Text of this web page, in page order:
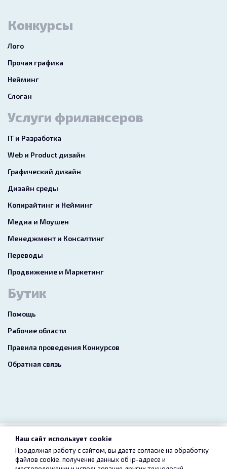
Конкурсы
Лого
Прочая графика
Нейминг
Слоган
Услуги фрилансеров
IT и Разработка
Web и Product дизайн
Графический дизайн
Дизайн среды
Копирайтинг и Нейминг
Медиа и Моушен
Менеджмент и Консалтинг
Переводы
Продвижение и Маркетинг
Бутик
Помощь
Рабочие области
Правила проведения Конкурсов
Обратная связь
2026 freelance.boutique
Пользовательское соглашение Конфиденциальность
Наш сайт использует cookie
Продолжая работу с сайтом, вы даете согласие на обработку
файлов cookie, получение данных об ip-адресе и